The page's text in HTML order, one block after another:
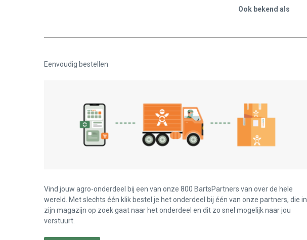
Ook bekend als
Eenvoudig bestellen
Vind jouw agro-onderdeel bij een van onze 800 BartsPartners van over de hele
wereld. Met slechts één klik bestel je het onderdeel bij één van onze partners, die in
zijn magazijn op zoek gaat naar het onderdeel en dit zo snel mogelijk naar jou
verstuurt.